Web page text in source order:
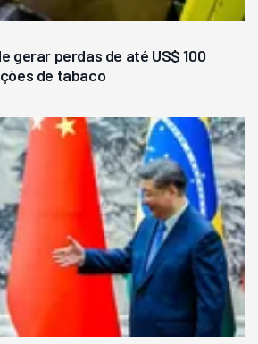
gerar perdas de até US$ 100
de tabaco